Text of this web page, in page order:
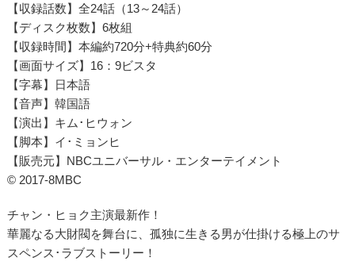
【収録話数】全24話（13～24話）
【ディスク枚数】6枚組
【収録時間】本編約720分+特典約60分
【画面サイズ】16：9ビスタ
【字幕】日本語
【音声】韓国語
【演出】キム･ヒウォン
【脚本】イ･ミョンヒ
【販売元】NBCユニバーサル・エンターテイメント
© 2017-8MBC
チャン・ヒョク主演最新作！
華麗なる大財閥を舞台に、孤独に生きる男が仕掛ける極上のサ
スペンス･ラブストーリー！